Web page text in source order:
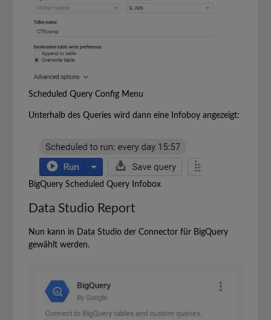
Scheduled Query Config Menu
Unterhalb des Queries wird dann eine Infoboy angezeigt:
BigQuery Scheduled Query Infobox
Data Studio Report
Nun kann in Data Studio der Connector für BigQuery
gewählt werden.